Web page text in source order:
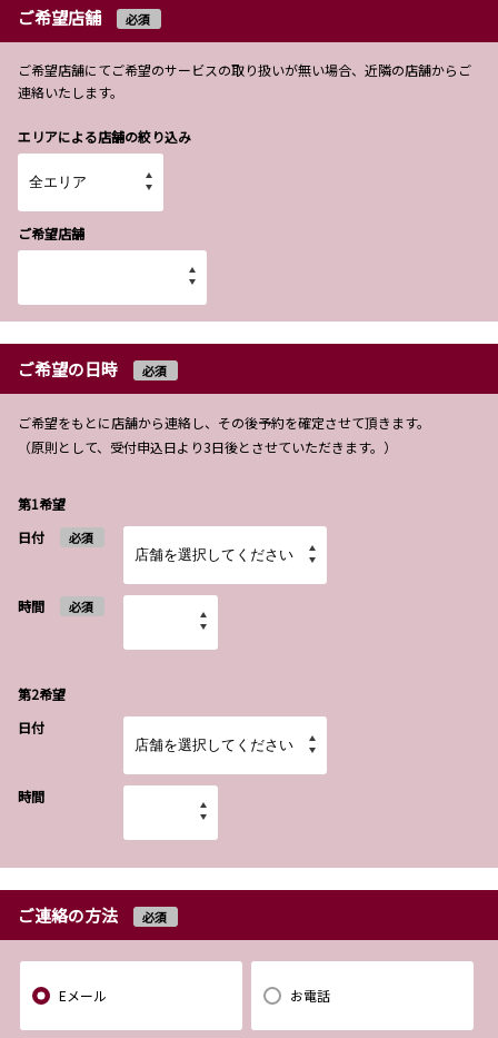
ご希望店舗 必須
ご希望店舗にてご希望のサービスの取り扱いが無い場合、近隣の店舗からご
連絡いたします。
エリアによる店舗の絞り込み
ご希望店舗
ご希望の日時 必須
ご希望をもとに店舗から連絡し、その後予約を確定させて頂きます。
（原則として、受付申込日より3日後とさせていただきます。）
第1希望
日付
必須
時間 必須
第2希望
日付
時間
ご連絡の方法 必須
Eメール お電話